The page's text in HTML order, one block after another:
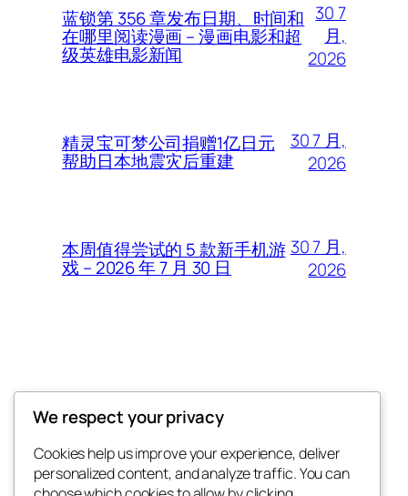
蓝锁第 356 章发布日期、时间和
在哪里阅读漫画 – 漫画电影和超
级英雄电影新闻
30 7
月,
2026
精灵宝可梦公司捐赠1亿日元
帮助日本地震灾后重建
30 7 月,
2026
本周值得尝试的 5 款新手机游
戏 – 2026 年 7 月 30 日
30 7 月,
2026
Thunder Feeds
你最喜欢的电子游戏和攻略杂志
We respect your privacy
Cookies help us improve your experience, deliver
personalized content, and analyze traffic. You can